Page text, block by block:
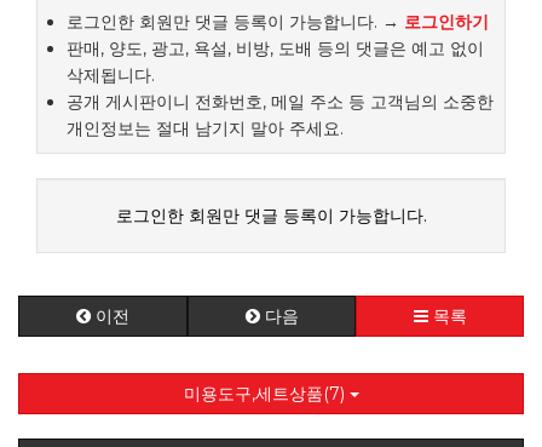
로그인한 회원만 댓글 등록이 가능합니다. → 로그인하기
판매, 양도, 광고, 욕설, 비방, 도배 등의 댓글은 예고 없이
삭제됩니다.
공개 게시판이니 전화번호, 메일 주소 등 고객님의 소중한
개인정보는 절대 남기지 말아 주세요.
로그인한 회원만 댓글 등록이 가능합니다.
이전 다음 목록
미용도구,세트상품(7)